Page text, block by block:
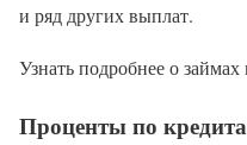
и ряд других выплат.
Узнать подробнее о
Проценты по